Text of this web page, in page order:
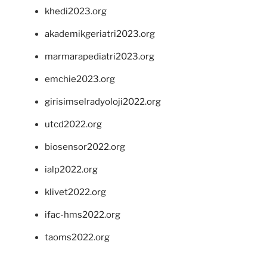
khedi2023.org
akademikgeriatri2023.org
marmarapediatri2023.org
emchie2023.org
girisimselradyoloji2022.org
utcd2022.org
biosensor2022.org
ialp2022.org
klivet2022.org
ifac-hms2022.org
taoms2022.org